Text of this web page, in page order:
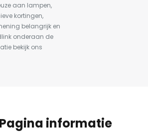
aan lampen,
kortingen,
belangrijk en
onderaan de
bekijk ons
Pagina informatie